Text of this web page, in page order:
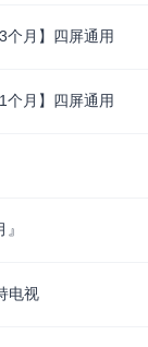
个月】四屏通用
个月】四屏通用
电视